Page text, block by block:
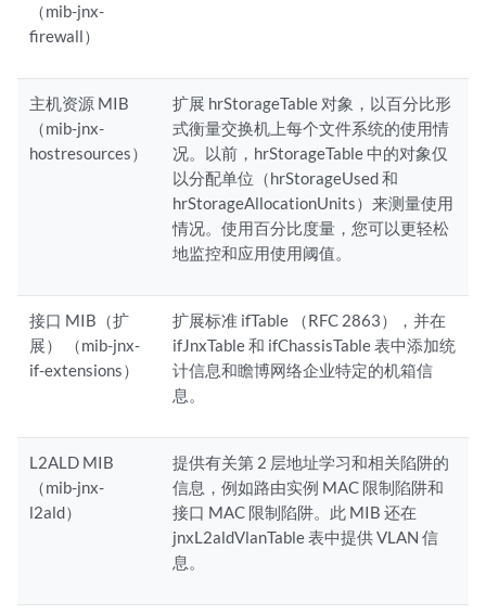
（mib-jnx-
firewall）
主机资源 MIB
（mib-jnx-
hostresources）
扩展 hrStorageTable 对象，以百分比形
式衡量交换机上每个文件系统的使用情
况。以前，hrStorageTable 中的对象仅
以分配单位（hrStorageUsed 和
hrStorageAllocationUnits）来测量使用
情况。使用百分比度量，您可以更轻松
地监控和应用使用阈值。
接口 MIB（扩
展） （mib-jnx-
if-extensions）
扩展标准 ifTable （RFC 2863），并在
ifJnxTable 和 ifChassisTable 表中添加统
计信息和瞻博网络企业特定的机箱信
息。
L2ALD MIB
（mib-jnx-
l2ald）
提供有关第 2 层地址学习和相关陷阱的
信息，例如路由实例 MAC 限制陷阱和
接口 MAC 限制陷阱。此 MIB 还在
jnxL2aldVlanTable 表中提供 VLAN 信
息。